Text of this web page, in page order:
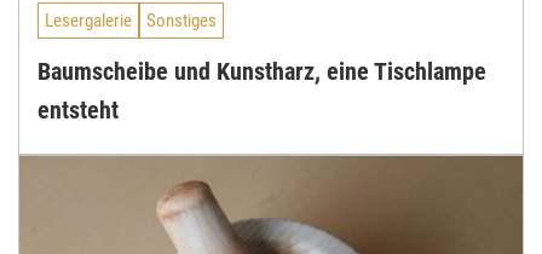
Lesergalerie Sonstiges
Baumscheibe und Kunstharz, eine Tischlampe
entsteht